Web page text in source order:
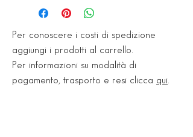
Per conoscere i costi di spedizione
aggiungi i prodotti al carrello.
Per informazioni su modalità di
pagamento, trasporto e resi clicca qui